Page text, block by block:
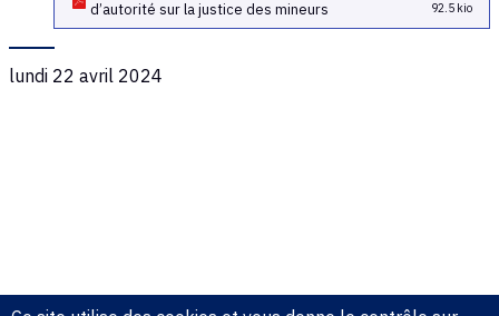
d’autorité sur la justice des mineurs
92.5 kio
lundi 22 avril 2024